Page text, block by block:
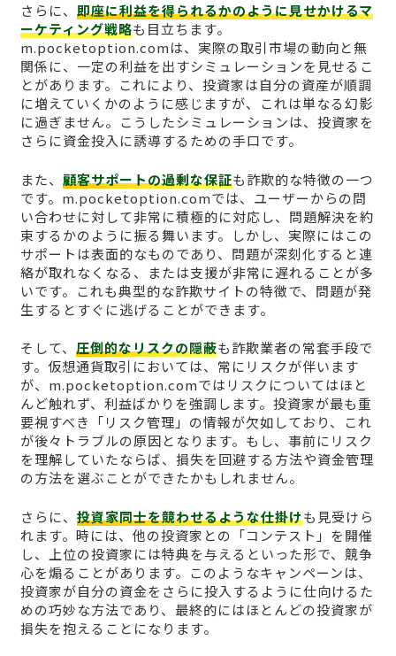
さらに、 即座に利益を得られるかのように見せかけるマ
ーケティング戦略も目立ちます。
m.pocketoption.comは、実際の取引市場の動向と無
関係に、一定の利益を出すシミュレーションを見せるこ
とがあります。これにより、投資家は自分の資産が順調
に増えていくかのように感じますが、これは単なる幻影
に過ぎません。こうしたシミュレーションは、投資家を
さらに資金投入に誘導するための手口です。
また、 顧客サポートの過剰な保証も詐欺的な特徴の一つ
です。m.pocketoption.comでは、ユーザーからの問
い合わせに対して非常に積極的に対応し、問題解決を約
束するかのように振る舞います。しかし、実際にはこの
サポートは表面的なものであり、問題が深刻化すると連
絡が取れなくなる、または支援が非常に遅れることが多
いです。これも典型的な詐欺サイトの特徴で、問題が発
生するとすぐに逃げることができます。
そして、 圧倒的なリスクの隠蔽も詐欺業者の常套手段で
す。仮想通貨取引においては、常にリスクが伴います
が、m.pocketoption.comではリスクについてはほと
んど触れず、利益ばかりを強調します。投資家が最も重
要視すべき「リスク管理」の情報が欠如しており、これ
が後々トラブルの原因となります。もし、事前にリスク
を理解していたならば、損失を回避する方法や資金管理
の方法を選ぶことができたかもしれません。
さらに、 投資家同士を競わせるような仕掛けも見受けら
れます。時には、他の投資家との「コンテスト」を開催
し、上位の投資家には特典を与えるといった形で、競争
心を煽ることがあります。このようなキャンペーンは、
投資家が自分の資金をさらに投入するように仕向けるた
めの巧妙な方法であり、最終的にはほとんどの投資家が
損失を抱えることになります。